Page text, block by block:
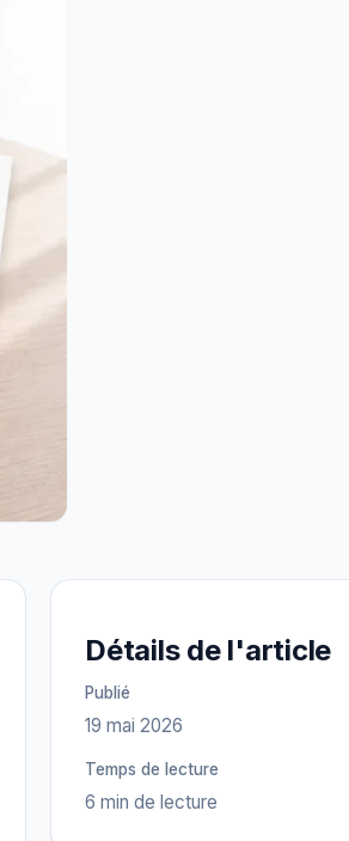
Détails de l'article
Publié
19 mai 2026
Temps de lecture
6 min de lecture